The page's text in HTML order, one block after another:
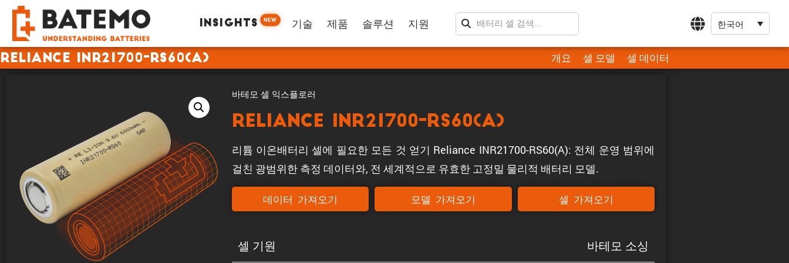
INSIGHTS NEW 기술 제품 솔루션 지원 한국어
Reliance INR21700-RS60(A) 개요 셀 모델 셀 데이터
바테모 셀 익스플로러
Reliance INR21700-RS60(A)
리튬 이온배터리 셀에 필요한 모든 것 얻기 Reliance INR21700-RS60(A): 전체 운영 범위에
걸친 광범위한 측정 데이터와, 전 세계적으로 유효한 고정밀 물리적 배터리 모델.
데이터 가져오기 모델 가져오기 셀 가져오기
셀 기원 바테모 소싱